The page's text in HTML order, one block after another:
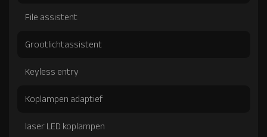
File assistent
Grootlichtassistent
Keyless entry
Koplampen adaptief
laser LED koplampen